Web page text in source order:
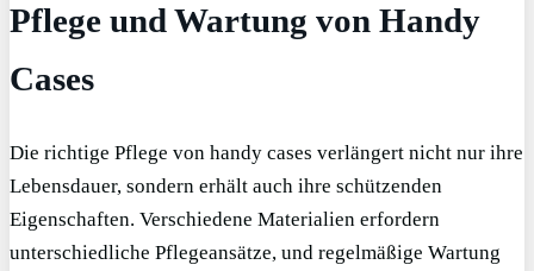
Pflege und Wartung von Handy
Cases
Die richtige Pflege von handy cases verlängert nicht nur ihre
Lebensdauer, sondern erhält auch ihre schützenden
Eigenschaften. Verschiedene Materialien erfordern
unterschiedliche Pflegeansätze, und regelmäßige Wartung